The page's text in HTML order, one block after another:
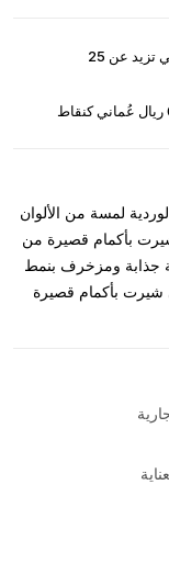
لمسة من الألوان
بأكمام قصيرة من
جذابة ومزخرف بنمط
شيرت بأكمام قصيرة